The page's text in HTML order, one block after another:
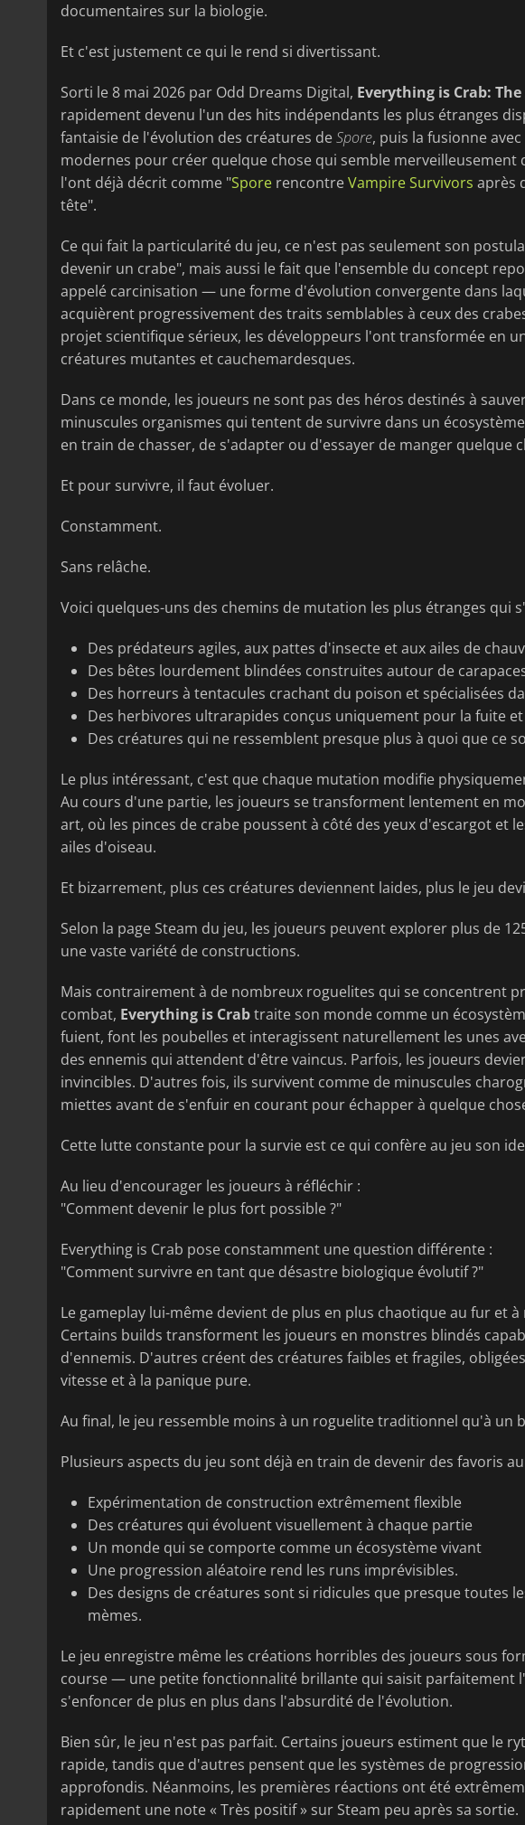
documentaires sur la biologie.
Et c'est justement ce qui le rend si divertissant.
Sorti le 8 mai 2026 par Odd Dreams Digital, Everything is Crab:
rapidement devenu l'un des hits indépendants les plus étranges
fantaisie de l'évolution des créatures deSpore, puis la fusionne
modernes pour créer quelque chose qui semble
l'ont déjà décrit comme "Spore rencontreVampire Survivors après
tête".
Ce qui fait la particularité du jeu, ce n'est pas seulement son
devenir un crabe", mais aussi le fait que l'ensemble du concept
appelé carcinisation — une forme d'évolution convergente dans
acquièrent progressivement des traits semblables à ceux des
projet scientifique sérieux, les développeurs l'ont transformée en
créatures mutantes et cauchemardesques.
Dans ce monde, les joueurs ne sont pas des héros destinés à
minuscules organismes qui tentent de survivre dans un
en train de chasser, de s'adapter ou d'essayer de manger quelque
Et pour survivre, il faut évoluer.
Constamment.
Sans relâche.
Voici quelques-uns des chemins de mutation les plus étranges qui
Des prédateurs agiles, aux pattes d'insecte et aux ailes de
Des bêtes lourdement blindées construites autour de
Des horreurs à tentacules crachant du poison et spécialisées
Des herbivores ultrarapides conçus uniquement pour la fuite
Des créatures qui ne ressemblent presque plus à quoi que ce
Le plus intéressant, c'est que chaque mutation modifie
Au cours d'une partie, les joueurs se transforment lentement en
art, où les pinces de crabe poussent à côté des yeux d'escargot et
ailes d'oiseau.
Et bizarrement, plus ces créatures deviennent laides, plus le jeu
Selon la page Steam du jeu, les joueurs peuvent explorer plus de
une vaste variété de constructions.
Mais contrairement à de nombreux roguelites qui se concentrent
combat, Everything is Crabtraite son monde comme un
fuient, font les poubelles et interagissent naturellement les unes
des ennemis qui attendent d'être vaincus. Parfois, les joueurs
invincibles. D'autres fois, ils survivent comme de minuscules
miettes avant de s'enfuir en courant pour échapper à quelque
Cette lutte constante pour la survie est ce qui confère au jeu son
Au lieu d'encourager les joueurs à réfléchir :
"Comment devenir le plus fort possible ?"
Everything is Crab pose constamment une question différente :
"Comment survivre en tant que désastre biologique évolutif ?"
Le gameplay lui-même devient de plus en plus chaotique au fur et
Certains builds transforment les joueurs en monstres blindés
d'ennemis. D'autres créent des créatures faibles et fragiles,
vitesse et à la panique pure.
Au final, le jeu ressemble moins à un roguelite traditionnel qu'à un
Plusieurs aspects du jeu sont déjà en train de devenir des favoris
Expérimentation de construction extrêmement flexible
Des créatures qui évoluent visuellement à chaque partie
Un monde qui se comporte comme un écosystème vivant
Une progression aléatoire rend les runs imprévisibles.
Des designs de créatures sont si ridicules que presque toutes
mèmes.
Le jeu enregistre même les créations horribles des joueurs sous
course — une petite fonctionnalité brillante qui saisit parfaitement
s'enfoncer de plus en plus dans l'absurdité de l'évolution.
Bien sûr, le jeu n'est pas parfait. Certains joueurs estiment que le
rapide, tandis que d'autres pensent que les systèmes de
approfondis. Néanmoins, les premières réactions ont été
rapidement une note « Très positif » sur Steam peu après sa sortie.